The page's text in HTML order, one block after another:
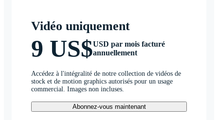
Vidéo uniquement
9 US$USD par mois facturé
annuellement
Accédez à l'intégralité de notre collection de vidéos de
stock et de motion graphics autorisés pour un usage
commercial. Images non incluses.
Abonnez-vous maintenant